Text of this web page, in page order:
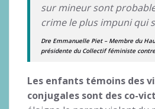
sur mineur sont
crime le plus impuni qui
Dre Emmanuelle Piet – Membre du
présidente du Collectif féministe contre
Les enfants témoins des
conjugales sont des co-